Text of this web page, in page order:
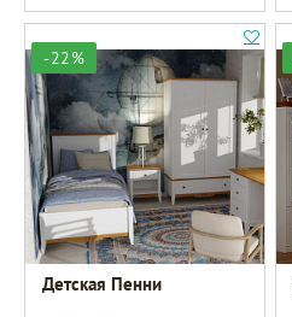
-22%
Детская Пенни